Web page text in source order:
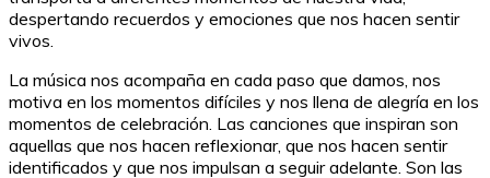
despertando recuerdos y emociones que nos hacen sentir
vivos.
La música nos acompaña en cada paso que damos, nos
motiva en los momentos difíciles y nos llena de alegría en los
momentos de celebración. Las canciones que inspiran son
aquellas que nos hacen reflexionar, que nos hacen sentir
identificados y que nos impulsan a seguir adelante. Son las